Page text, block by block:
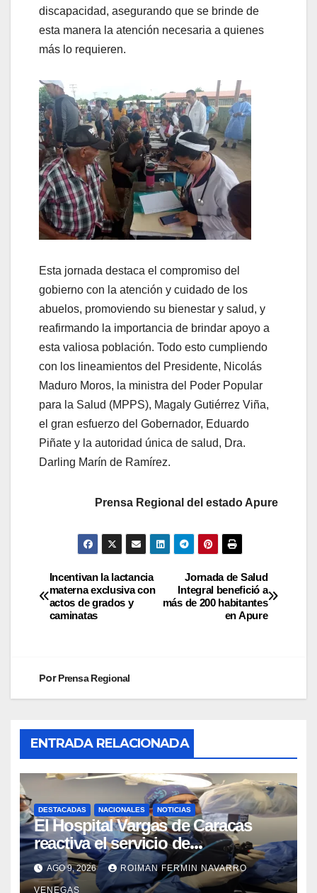
discapacidad, asegurando que se brinde de
esta manera la atención necesaria a quienes
más lo requieren.
Esta jornada destaca el compromiso del
gobierno con la atención y cuidado de los
abuelos, promoviendo su bienestar y salud, y
reafirmando la importancia de brindar apoyo a
esta valiosa población. Todo esto cumpliendo
con los lineamientos del Presidente, Nicolás
Maduro Moros, la ministra del Poder Popular
para la Salud (MPPS), Magaly Gutiérrez Viña,
el gran esfuerzo del Gobernador, Eduardo
Piñate y la autoridad única de salud, Dra.
Darling Marín de Ramírez.
Prensa Regional del estado Apure
Jornada de Salud
Integral benefició a
más de 200 habitantes
en Apure
Incentivan la lactancia
materna exclusiva con
actos de grados y
caminatas
PorPrensa Regional
ENTRADA RELACIONADA
DESTACADAS NACIONALES NOTICIAS
El Hospital Vargas de Caracas
reactiva el servicio de
Colangiopancreatografía
Retrógrada Endoscópica para
AGO 9, 2026 ROIMAN FERMIN NAVARRO
VENEGAS